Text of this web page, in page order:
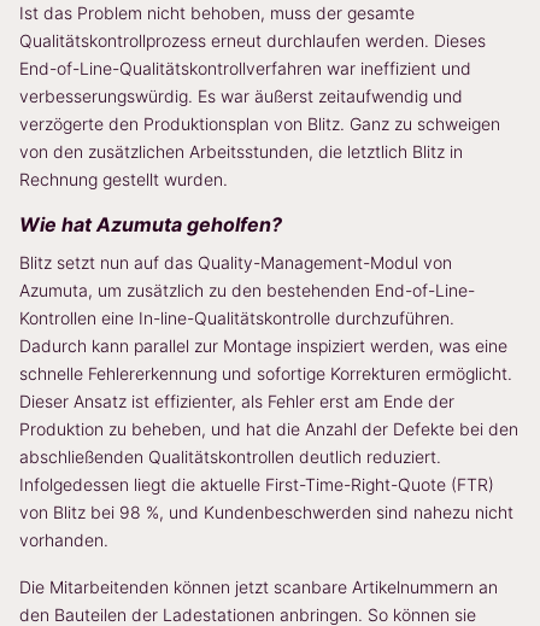
Ist das Problem nicht behoben, muss der gesamte
Qualitätskontrollprozess erneut durchlaufen werden. Dieses
End-of-Line-Qualitätskontrollverfahren war ineffizient und
verbesserungswürdig. Es war äußerst zeitaufwendig und
verzögerte den Produktionsplan von Blitz. Ganz zu schweigen
von den zusätzlichen Arbeitsstunden, die letztlich Blitz in
Rechnung gestellt wurden.
Wie hat Azumuta geholfen?
Blitz setzt nun auf das Quality-Management-Modul von
Azumuta, um zusätzlich zu den bestehenden End-of-Line-
Kontrollen eine In-line-Qualitätskontrolle durchzuführen.
Dadurch kann parallel zur Montage inspiziert werden, was eine
schnelle Fehlererkennung und sofortige Korrekturen ermöglicht.
Dieser Ansatz ist effizienter, als Fehler erst am Ende der
Produktion zu beheben, und hat die Anzahl der Defekte bei den
abschließenden Qualitätskontrollen deutlich reduziert.
Infolgedessen liegt die aktuelle First-Time-Right-Quote (FTR)
von Blitz bei 98 %, und Kundenbeschwerden sind nahezu nicht
vorhanden.
Die Mitarbeitenden können jetzt scanbare Artikelnummern an
den Bauteilen der Ladestationen anbringen. So können sie